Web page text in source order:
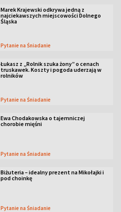
Marek Krajewski odkrywa jedną z
najciekawszych miejscowości Dolnego
Śląska
Pytanie na Śniadanie
Łukasz z „Rolnik szuka żony” o cenach
truskawek. Koszty i pogoda uderzają w
rolników
Pytanie na Śniadanie
Ewa Chodakowska o tajemniczej
chorobie mięśni
Pytanie na Śniadanie
Biżuteria – idealny prezent na Mikołajki i
pod choinkę
Pytanie na Śniadanie